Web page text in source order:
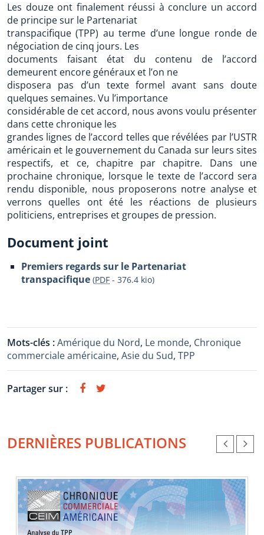
Les douze ont finalement réussi à conclure un accord
de principe sur le Partenariat
transpacifique (TPP) au terme d’une longue ronde de
négociation de cinq jours. Les
documents faisant état du contenu de l’accord
demeurent encore généraux et l’on ne
disposera pas d’un texte formel avant sans doute
quelques semaines. Vu l’importance
considérable de cet accord, nous avons voulu présenter
dans cette chronique les
grandes lignes de l’accord telles que révélées par l’USTR
américain et le gouvernement du Canada sur leurs sites
respectifs, et ce, chapitre par chapitre. Dans une
prochaine chronique, lorsque le texte de l’accord sera
rendu disponible, nous proposerons notre analyse et
verrons quelles ont été les réactions de plusieurs
politiciens, entreprises et groupes de pression.
Document joint
Premiers regards sur le Partenariat
transpacifique (PDF - 376.4 kio)
Mots-clés :Amérique du Nord, Le monde, Chronique
commerciale américaine, Asie du Sud, TPP
Partager sur :
DERNIÈRES PUBLICATIONS